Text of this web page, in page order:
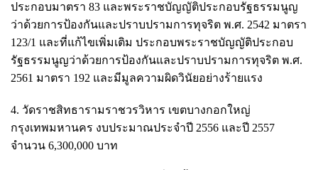
ประกอบมาตรา 83 และพระราชบัญญัติประกอบรัฐธรรมนูญ
ว่าด้วยการป้องกันและปราบปรามการทุจริต พ.ศ. 2542 มาตรา
123/1 และที่แก้ไขเพิ่มเติม ประกอบพระราชบัญญัติประกอบ
รัฐธรรมนูญว่าด้วยการป้องกันและปราบปรามการทุจริต พ.ศ.
2561 มาตรา 192 และมีมูลความผิดวินัยอย่างร้ายแรง
4. วัดราชสิทธารามราชวรวิหาร เขตบางกอกใหญ่
กรุงเทพมหานคร งบประมาณประจำปี 2556 และปี 2557
จำนวน 6,300,000 บาท